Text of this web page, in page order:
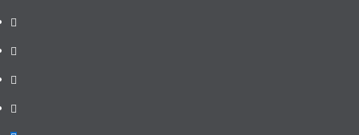
YouTube
Telegram
Instagram
Twitter